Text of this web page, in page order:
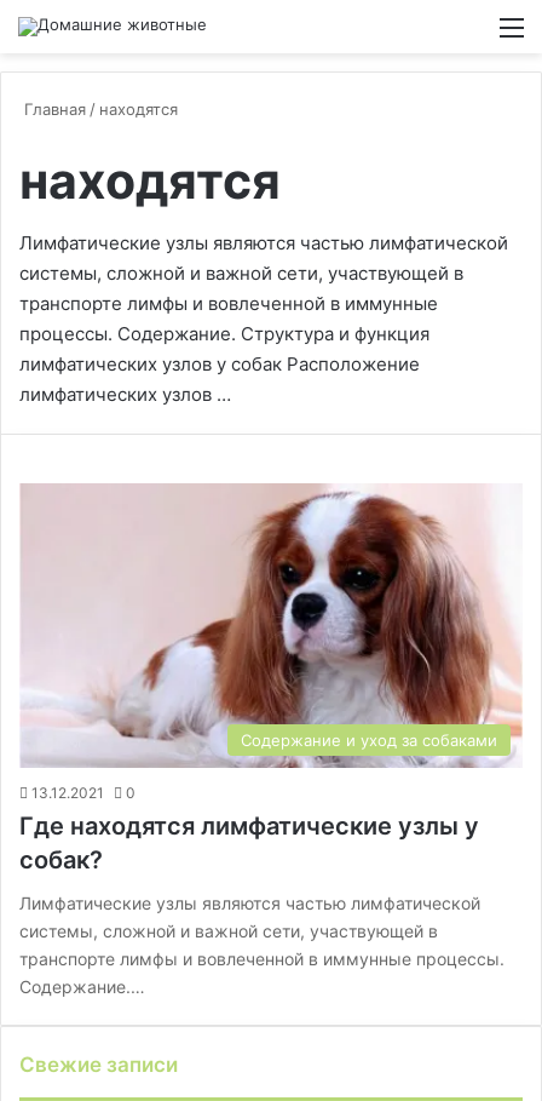
Главная / находятся
находятся
Лимфатические узлы являются частью лимфатической
системы, сложной и важной сети, участвующей в
транспорте лимфы и вовлеченной в иммунные
процессы. Содержание. Структура и функция
лимфатических узлов у собак Расположение
лимфатических узлов …
Содержание и уход за собаками
13.12.2021 0
Где находятся лимфатические узлы у
собак?
Лимфатические узлы являются частью лимфатической
системы, сложной и важной сети, участвующей в
транспорте лимфы и вовлеченной в иммунные процессы.
Содержание.…
Свежие записи